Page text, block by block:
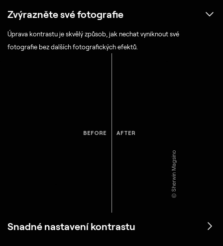
Zvýrazněte své fotografie
Úprava kontrastu je skvělý způsob, jak nechat vyniknout své
fotografie bez dalších fotografických efektů.
BEFORE AFTER
© Sherwin Magsino
Snadné nastavení kontrastu